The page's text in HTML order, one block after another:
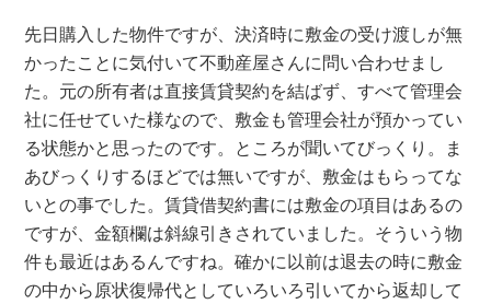
先日購入した物件ですが、決済時に敷金の受け渡しが無
かったことに気付いて不動産屋さんに問い合わせまし
た。元の所有者は直接賃貸契約を結ばず、すべて管理会
社に任せていた様なので、敷金も管理会社が預かってい
る状態かと思ったのです。ところが聞いてびっくり。ま
あびっくりするほどでは無いですが、敷金はもらってな
いとの事でした。賃貸借契約書には敷金の項目はあるの
ですが、金額欄は斜線引きされていました。そういう物
件も最近はあるんですね。確かに以前は退去の時に敷金
の中から原状復帰代としていろいろ引いてから返却して